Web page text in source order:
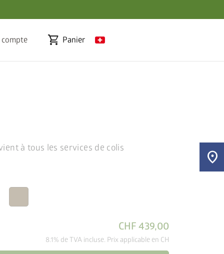
shopping_cart Panier
à tous les services de colis
CHF 439,00
8.1% de TVA incluse. Prix applicable en CH
location_on